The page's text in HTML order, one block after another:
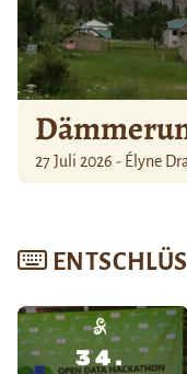
27 Juli 2026 - Élyne